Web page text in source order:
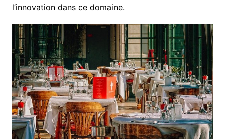
l’innovation dans ce domaine.